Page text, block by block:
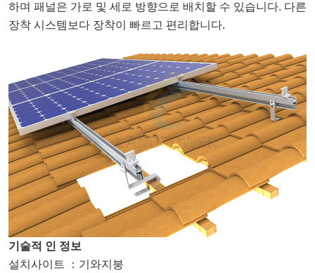
하며 패널은 가로 및 세로 방향으로 배치할 수 있습니다. 다른
장착 시스템보다 장착이 빠르고 편리합니다.
기술적 인 정보
설치사이트
： 기와지붕